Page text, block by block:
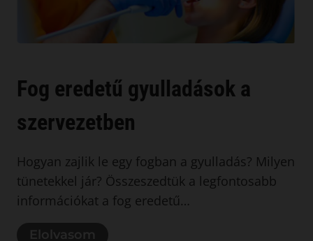
Fog eredetű gyulladások a
szervezetben
Hogyan zajlik le egy fogban a gyulladás? Milyen
tünetekkel jár? Összeszedtük a legfontosabb
információkat a fog eredetű…